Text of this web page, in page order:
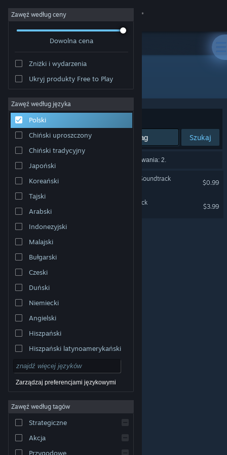
Zaloguj się
Społeczność
Informacje
Wsparcie
Zmień język
Pobierz aplikację mobilną Steam
Wersja przeglądarkowa
© Valve Corporation. Wszelkie prawa zastrzeżone.
właścicieli w Stanach Zjednoczonych i innych krajach.
dostępu
Umowa użytkownika Steam
pieniędzy |Ciasteczka
Zawęź według ceny
Dowolna cena
Zniżki i wydarzenia
Ukryj produkty Free to Play
Zawęź według języka
Polski
Chiński uproszczony
Chiński tradycyjny
Japoński
Koreański
Tajski
Arabski
Indonezyjski
Malajski
Bułgarski
Czeski
Duński
Niemiecki
Angielski
Hiszpański
Hiszpański latynoamerykański
Zarządzaj preferencjami językowymi
Zawęź według tagów
Strategiczne
Akcja
Przygodowe
Producent: Tom Stoffel
Sortuj według:
Szukaj
Liczba wyników pasujących do twojego wyszukiwania: 2.
Blade Symphony Original Soundtrack
$0.99
Galacide Original Soundtrack
$3.99